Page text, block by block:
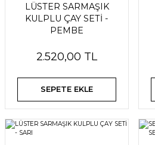
LÜSTER SARMAŞIK
KULPLU ÇAY SETİ -
PEMBE
2.520,00 TL
SEPETE EKLE